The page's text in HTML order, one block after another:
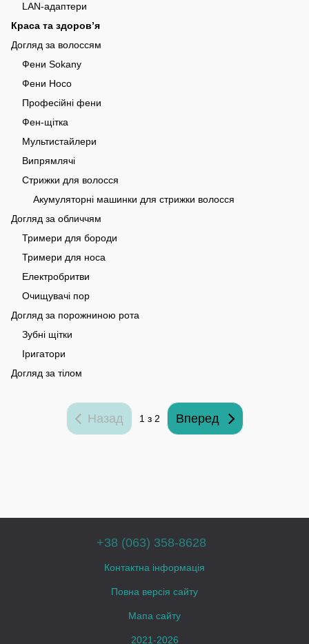
LAN-адаптери
Краса та здоровʼя
Догляд за волоссям
Фени Sokany
Фени Hoco
Професійні фени
Фен-щітка
Мультистайлери
Випрямлячі
Стрижки для волосся
Акумуляторні машинки для стрижки волосся
Догляд за обличчям
Тримери для бороди
Тримери для носа
Електробритви
Очищувачі пор
Догляд за порожниною рота
Зубні щітки
Іригатори
Догляд за тілом
Назад 1 з 2 Вперед
+38 (063) 358-8628
Контактна інформація
Повна версія сайту
Мапа сайту
2021-2026